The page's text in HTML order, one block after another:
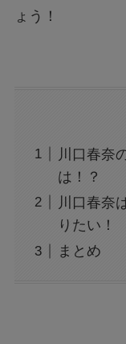
ょう！
川口春奈
は！？
川口春奈
りたい！
まとめ